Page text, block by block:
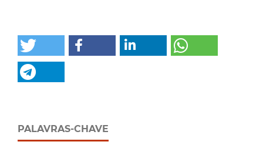
PALAVRAS-CHAVE